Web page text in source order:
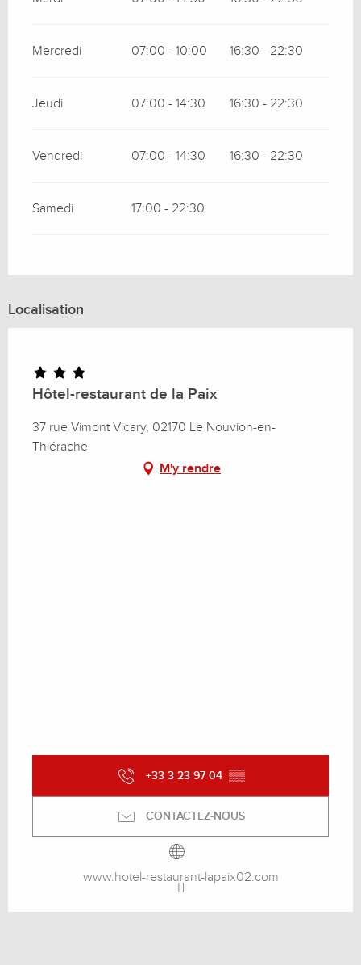
Mercredi 07:00 - 10:00 16:30 - 22:30
Jeudi 07:00 - 14:30 16:30 - 22:30
Vendredi 07:00 - 14:30 16:30 - 22:30
Samedi 17:00 - 22:30
Localisation
Hôtel-restaurant de la Paix
37 rue Vimont Vicary, 02170 Le Nouvion-en-
Thiérache
M'y rendre
+33 3 23 97 04 ▒▒
CONTACTEZ-NOUS
www.hotel-restaurant-lapaix02.com